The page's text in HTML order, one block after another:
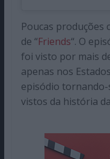
Poucas
de “Friends“. O
foi visto por mais
apenas nos
episódio tornando-
vistos da história